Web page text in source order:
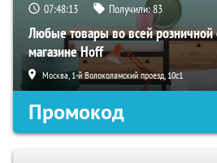
07:48:12 Получили:83
Любые товары во всей розничной
магазине Hoff
Москва, 1-й Волоколамский проезд, 10с1
Промокод